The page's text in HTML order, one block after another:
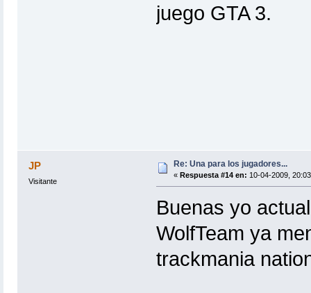
juego GTA 3.
JP
Visitante
Re: Una para los jugadores...
« Respuesta #14 en: 10-04-2009,
Buenas yo
WolfTeam ya
trackmania